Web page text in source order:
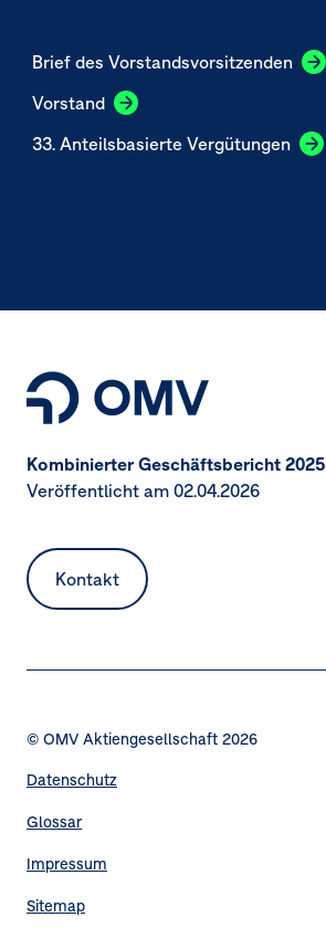
Brief des Vorstands­vorsitzenden
Vorstand
33. Anteilsbasierte Vergütungen
Kombinierter Geschäftsbericht 2025
Veröffentlicht am 02.04.2026
Kontakt
© OMV Aktiengesellschaft 2026
Fußzeilennavigation
Datenschutz
Glossar
Impressum
Sitemap